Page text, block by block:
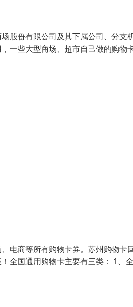
股份有限公司及其下属公司、分支
一些大型商场、超市自己做的购物
电商等所有购物卡券。苏州购物卡
全国通用购物卡主要有三类： 1、